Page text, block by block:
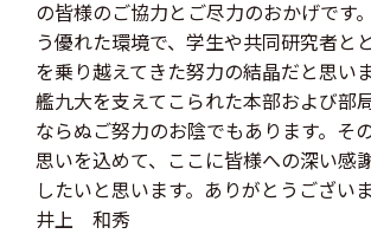
の皆様のご協力とご尽力のおかげです
う優れた環境で、学生や共同研究者と
を乗り越えてきた努力の結晶だと思い
艦九大を支えてこられた本部および部
ならぬご努力のお陰でもあります。そ
思いを込めて、ここに皆様への深い感
したいと思います。ありがとうござい
井上 和秀